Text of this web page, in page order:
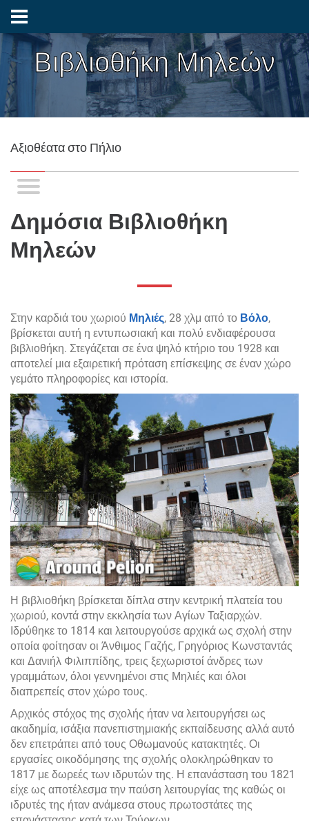
Βιβλιοθήκη Μηλεών
Αξιοθέατα στο Πήλιο
Δημόσια Βιβλιοθήκη
Μηλεών
Στην καρδιά του χωριού Μηλιές, 28 χλμ από το Βόλο,
βρίσκεται αυτή η εντυπωσιακή και πολύ ενδιαφέρουσα
βιβλιοθήκη. Στεγάζεται σε ένα ψηλό κτήριο του 1928 και
αποτελεί μια εξαιρετική πρόταση επίσκεψης σε έναν χώρο
γεμάτο πληροφορίες και ιστορία.
Η βιβλιοθήκη βρίσκεται δίπλα στην κεντρική πλατεία του
χωριού, κοντά στην εκκλησία των Αγίων Ταξιαρχών.
Ιδρύθηκε το 1814 και λειτουργούσε αρχικά ως σχολή στην
οποία φοίτησαν οι Άνθιμος Γαζής, Γρηγόριος Κωνσταντάς
και Δανιήλ Φιλιππίδης, τρεις ξεχωριστοί άνδρες των
γραμμάτων, όλοι γεννημένοι στις Μηλιές και όλοι
διαπρεπείς στον χώρο τους.
Αρχικός στόχος της σχολής ήταν να λειτουργήσει ως
ακαδημία, ισάξια πανεπιστημιακής εκπαίδευσης αλλά αυτό
δεν επετράπει από τους Οθωμανούς κατακτητές. Οι
εργασίες οικοδόμησης της σχολής ολοκληρώθηκαν το
1817 με δωρεές των ιδρυτών της. Η επανάσταση του 1821
είχε ως αποτέλεσμα την παύση λειτουργίας της καθώς οι
ιδρυτές της ήταν ανάμεσα στους πρωτοστάτες της